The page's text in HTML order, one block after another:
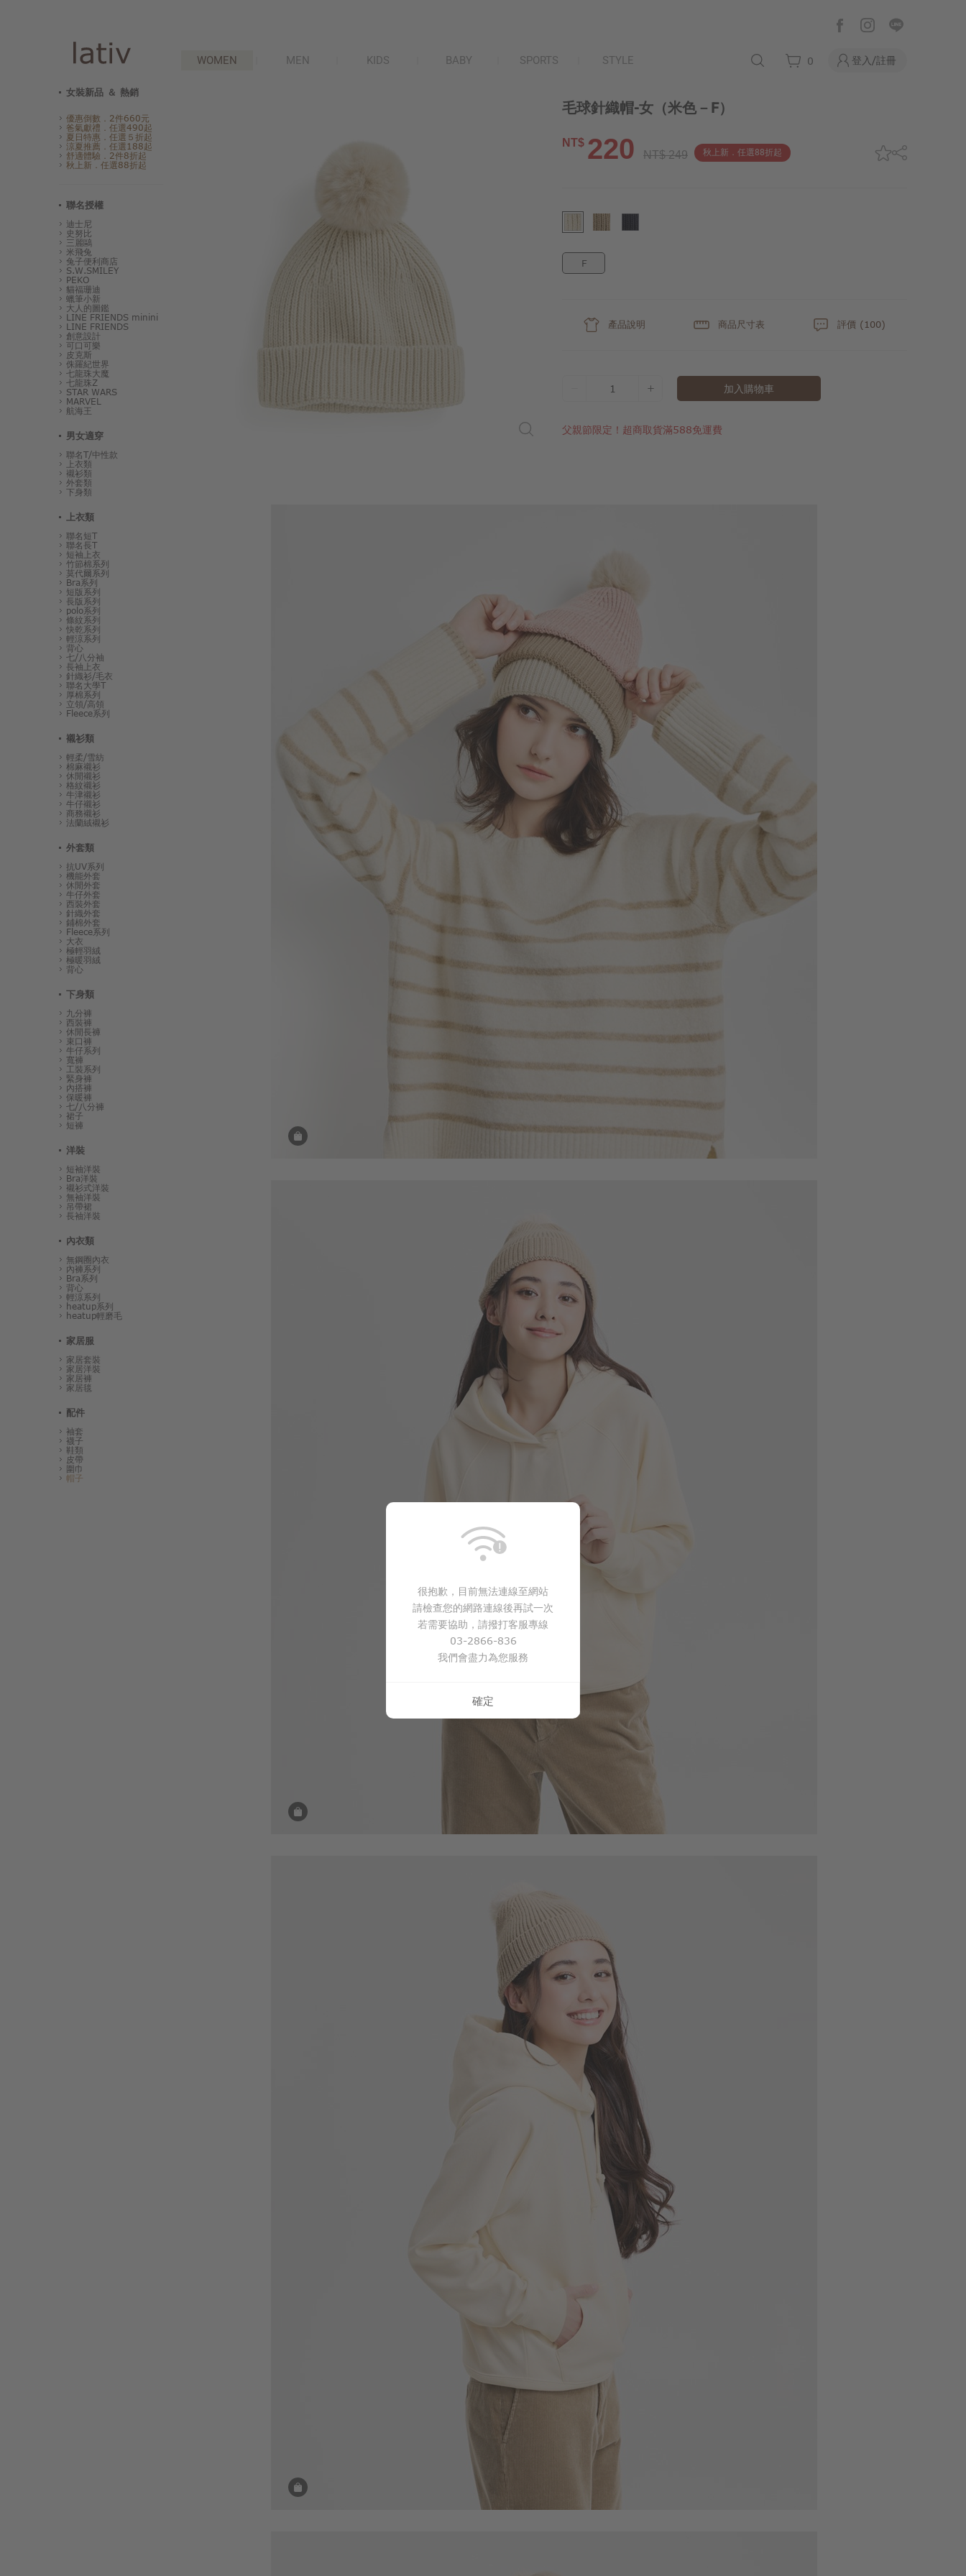
WOMEN MEN KIDS BABY SPORTS STYLE 0 登入/註冊
女裝新品 ＆ 熱銷
優惠倒數．2件660元
爸氣獻禮．任選490起
夏日特惠．任選５折起
涼夏推薦．任選188起
舒適體驗．2件8折起
秋上新．任選88折起
聯名授權
迪士尼
史努比
三麗鷗
米飛兔
兔子便利商店
S.W.SMILEY
PEKO
貓福珊迪
蠟筆小新
大人的圖鑑
LINE FRIENDS minini
LINE FRIENDS
創意設計
可口可樂
皮克斯
侏羅紀世界
七龍珠大魔
七龍珠Z
STAR WARS
MARVEL
航海王
男女適穿
聯名T/中性款
上衣類
襯衫類
外套類
下身類
上衣類
聯名短T
聯名長T
短袖上衣
竹節棉系列
莫代爾系列
Bra系列
短版系列
長版系列
polo系列
條紋系列
快乾系列
輕涼系列
背心
七/八分袖
長袖上衣
針織衫/毛衣
聯名大學T
厚棉系列
立領/高領
Fleece系列
襯衫類
輕柔/雪紡
棉麻襯衫
休閒襯衫
格紋襯衫
牛津襯衫
牛仔襯衫
商務襯衫
法蘭絨襯衫
外套類
抗UV系列
機能外套
休閒外套
牛仔外套
西裝外套
針織外套
鋪棉外套
Fleece系列
大衣
極輕羽絨
極暖羽絨
背心
下身類
九分褲
西裝褲
休閒長褲
束口褲
牛仔系列
寬褲
工裝系列
緊身褲
內搭褲
保暖褲
七/八分褲
裙子
短褲
洋裝
短袖洋裝
Bra洋裝
襯衫式洋裝
無袖洋裝
吊帶裙
長袖洋裝
內衣類
無鋼圈內衣
內褲系列
Bra系列
背心
輕涼系列
heatup系列
heatup輕磨毛
家居服
家居套裝
家居洋裝
家居褲
家居毯
配件
袖套
襪子
鞋類
皮帶
圍巾
帽子
毛球針織帽-女 （米色－F）
NT$ 220 NT$ 249 秋上新．任選88折起
F
產品說明 商品尺寸表 評價 (100)
1 加入購物車
父親節限定！超商取貨滿588免運費
$ 249
550
$ 249
220
商品售完
很抱歉，目前無法連線至網站
請檢查您的網路連線後再試一次
若需要協助，請撥打客服專線
03-2866-836
我們會盡力為您服務
確定